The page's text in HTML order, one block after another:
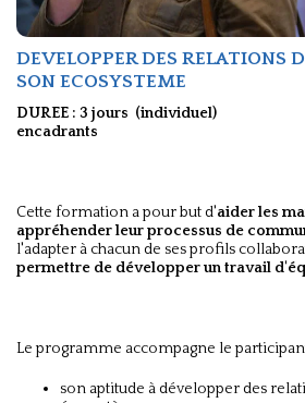
DEVELOPPER DES RELATIONS
SON ECOSYSTEME
DUREE : 3 jours (individuel)
encadrants
Cette formation a pour but d'aider les
appréhender leur processus de
l'adapter à chacun de ses profils
permettre de développer un travail
Le programme accompagne le
son aptitude à développer des